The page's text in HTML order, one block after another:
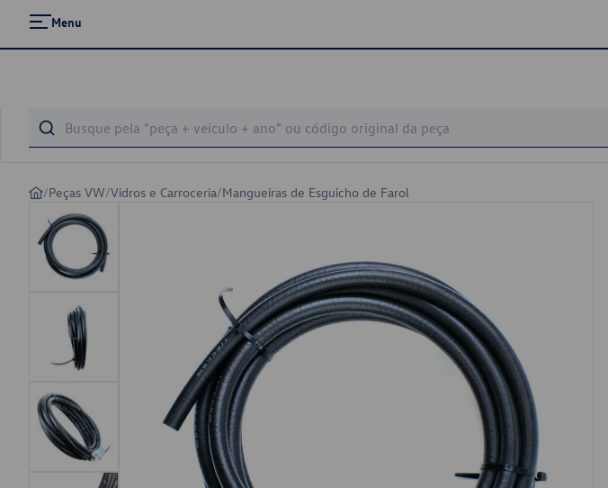
Menu
/Peças VW/Vidros e Carroceria/Mangueiras de Esguicho de Farol